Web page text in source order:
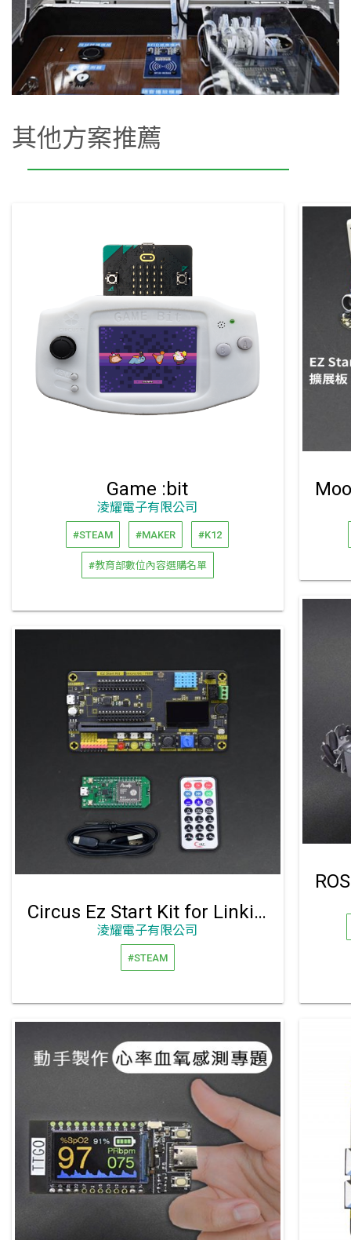
其他方案推薦
Game :bit
淩耀電子有限公司
#STEAM #MAKER #K12
#教育部數位內容選購名單
Circus Ez Start Kit for Linkit 7697 入門學習套件組
淩耀電子有限公司
#STEAM